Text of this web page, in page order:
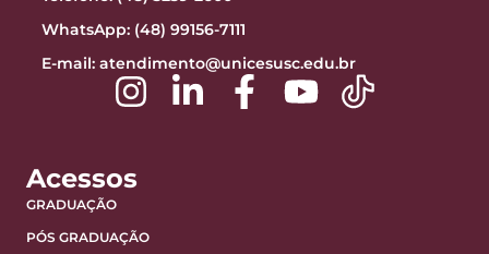
WhatsApp: (48) 99156-7111
E-mail: atendimento@unicesusc.edu.br
Acessos
GRADUAÇÃO
PÓS GRADUAÇÃO